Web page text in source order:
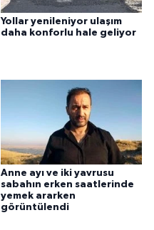
Yollar yenileniyor ulaşım
daha konforlu hale geliyor
Anne ayı ve iki yavrusu
sabahın erken saatlerinde
yemek ararken
görüntülendi